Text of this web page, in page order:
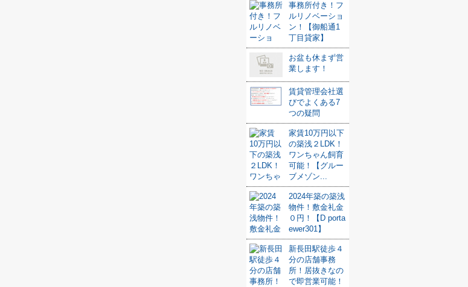
事務所付き！フ
ルリノベーショ
ン！【御船通1
丁目貸家】
お盆も休まず営
業します！
賃貸管理会社選
びでよくある7
つの疑問
家賃10万円以下
の築浅２LDK！
ワンちゃん飼育
可能！【グルー
ブメゾン...
2024年築の築浅
物件！敷金礼金
０円！【D porta
ewer301】
新長田駅徒歩４
分の店舗事務
所！居抜きなの
で即営業可能！